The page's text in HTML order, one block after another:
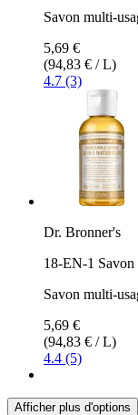
Savon multi-
5,69 €
(94,83 € / L)
4.7 (3)
Dr. Bronner's
18-EN-1
Savon multi-
5,69 €
(94,83 € / L)
4.4 (5)
Afficher plus d'options